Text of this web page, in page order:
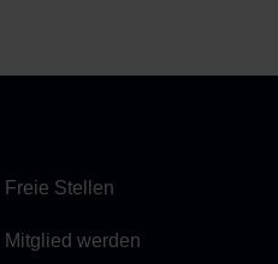
Freie Stellen
Mitglied werden